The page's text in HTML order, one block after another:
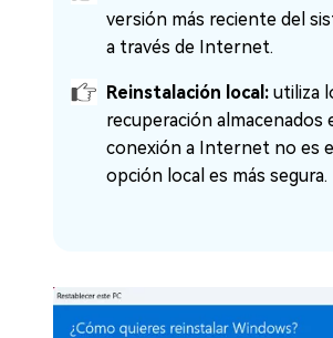
versión más reciente del
a través de Internet.
Reinstalación local: utiliza
recuperación almacenados
conexión a Internet no es
opción local es más segura.